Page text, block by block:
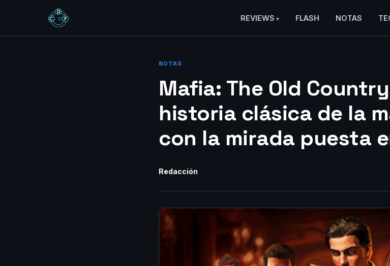
REVIEWS FLASH NOTAS
NOTAS
Mafia: The Old
historia clásica de la
con la mirada puesta
Redacción